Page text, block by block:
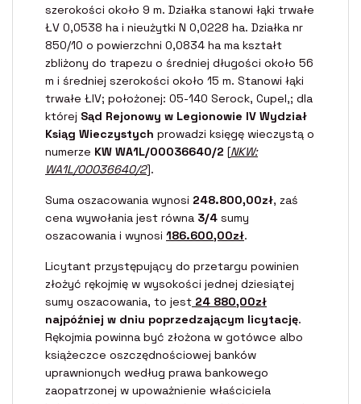
szerokości około 9 m. Działka stanowi łąki trwałe
ŁV 0,0538 ha i nieużytki N 0,0228 ha. Działka nr
850/10 o powierzchni 0,0834 ha ma kształt
zbliżony do trapezu o średniej długości około 56
m i średniej szerokości około 15 m. Stanowi łąki
trwałe ŁIV; położonej: 05-140 Serock, Cupel,; dla
której Sąd Rejonowy w Legionowie IV Wydział
Ksiąg Wieczystych prowadzi księgę wieczystą o
numerze KW WA1L/00036640/2 [NKW:
WA1L/00036640/2].
Suma oszacowania wynosi 248.800,00zł, zaś
cena wywołania jest równa 3/4 sumy
oszacowania i wynosi 186.600,00zł.
Licytant przystępujący do przetargu powinien
złożyć rękojmię w wysokości jednej dziesiątej
sumy oszacowania, to jest 24 880,00zł
najpóźniej w dniu poprzedzającym licytację.
Rękojmia powinna być złożona w gotówce albo
książeczce oszczędnościowej banków
uprawnionych według prawa bankowego
zaopatrzonej w upoważnienie właściciela